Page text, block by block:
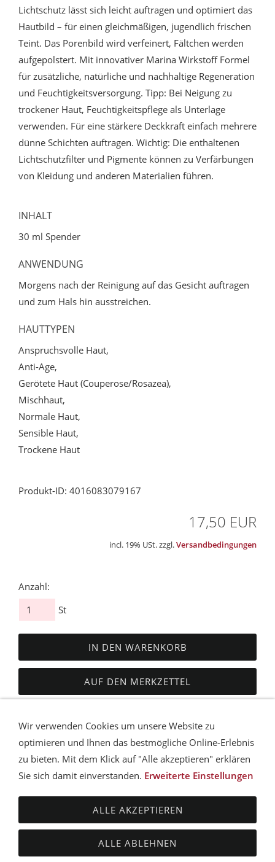
Lichtschutz lässt sich leicht auftragen und optimiert das
Hautbild – für einen gleichmäßigen, jugendlich frischen
Teint. Das Porenbild wird verfeinert, Fältchen werden
aufgepolstert. Mit innovativer Marina Wirkstoff Formel
für zusätzliche, natürliche und nachhaltige Regeneration
und Feuchtigkeitsversorgung. Tipp: Bei Neigung zu
trockener Haut, Feuchtigkeitspflege als Unterlage
verwenden. Für eine stärkere Deckkraft einfach mehrere
dünne Schichten auftragen. Wichtig: Die enthaltenen
Lichtschutzfilter und Pigmente können zu Verfärbungen
von Kleidung und anderen Materialien führen.
INHALT
30 ml Spender
ANWENDUNG
Morgens nach der Reinigung auf das Gesicht auftragen
und zum Hals hin ausstreichen.
HAUTTYPEN
Anspruchsvolle Haut,
Anti-Age,
Gerötete Haut (Couperose/Rosazea),
Mischhaut,
Normale Haut,
Sensible Haut,
Trockene Haut
Produkt-ID: 4016083079167
17,50 EUR
incl. 19% USt. zzgl.Versandbedingungen
Anzahl:
St
IN DEN WARENKORB
AUF DEN MERKZETTEL
VERSANDBEDINGUNGEN
ZAHLUNGSMÖGLICHKEITEN
SITEMAP COOKIES
© mailbeckcosmetics - Studio für Kosmetik & Permanent
Make up
Wir verwenden Cookies um unsere Website zu
optimieren und Ihnen das bestmögliche Online-Erlebnis
zu bieten. Mit dem Klick auf "Alle akzeptieren" erklären
Sie sich damit einverstanden. Erweiterte Einstellungen
ALLE AKZEPTIEREN
ALLE ABLEHNEN